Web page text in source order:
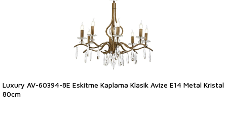
Luxury AV-60394-8E Eskitme Kaplama Klasik Avize E14 Metal Kristal
80cm